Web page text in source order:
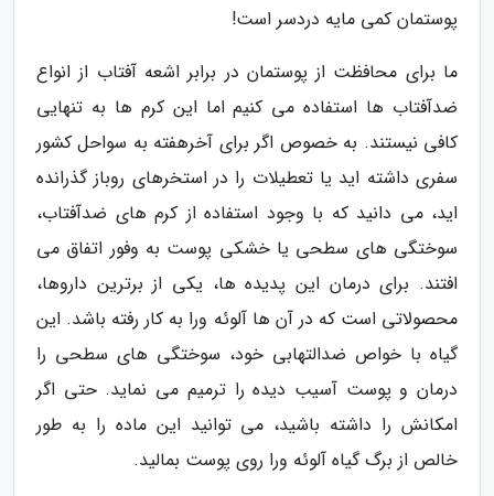
پوستمان کمی مایه دردسر است!
ما برای محافظت از پوستمان در برابر اشعه آفتاب از انواع
ضدآفتاب ها استفاده می کنیم اما این کرم ها به تنهایی
کافی نیستند. به خصوص اگر برای آخرهفته به سواحل کشور
سفری داشته اید یا تعطیلات را در استخرهای روباز گذرانده
اید، می دانید که با وجود استفاده از کرم های ضدآفتاب،
سوختگی های سطحی یا خشکی پوست به وفور اتفاق می
افتند. برای درمان این پدیده ها، یکی از برترین داروها،
محصولاتی است که در آن ها آلوئه ورا به کار رفته باشد. این
گیاه با خواص ضدالتهابی خود، سوختگی های سطحی را
درمان و پوست آسیب دیده را ترمیم می نماید. حتی اگر
امکانش را داشته باشید، می توانید این ماده را به طور
خالص از برگ گیاه آلوئه ورا روی پوست بمالید.